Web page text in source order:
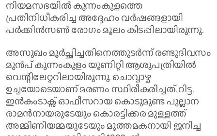
നിയമസഭയില്‍ കുന്നംകുളത്തെ
പ്രതിനിധീകരിച്ച അദ്ദേഹം വര്‍ഷങ്ങളായി
പര്‍ക്കിന്‍സണ്‍ രോഗം മൂലം കിടപ്പിലായിരുന്നു.
അസുഖം മൂര്‍ച്ഛിച്ചതിനെത്തുടര്‍ന്ന് രണ്ടുദിവസം
മുന്‍പ് കുന്നംകുളം യൂണിറ്റി ആശുപത്രിയില്‍
വെന്റിലേറ്ററിലായിരുന്നു. ചൊവ്വാഴ്ച
ഉച്ചയോടെയാണ് മരണം സ്ഥിരീകരിച്ചത്. റിട്ട.
ഇന്‍കംടാക്സ് ഓഫീസറായ കൊടുമുണ്ട പുല്ലാന
രാമന്‍നായരുടേയും കൊരട്ടിക്കര മുള്ളത്ത്
അമ്മിണിയമ്മയുടേയും മൂത്തമകനായി ജനിച്ച